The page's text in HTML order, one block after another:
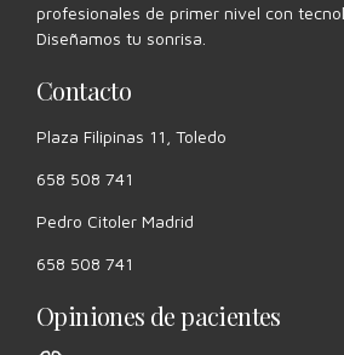
profesionales de primer nivel con
Diseñamos tu sonrisa.
Contacto
Plaza Filipinas 11, Toledo
658 508 741
Pedro Citoler Madrid
658 508 741
Opiniones de pacientes